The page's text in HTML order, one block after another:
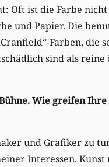
Oft ist die Farbe
und Papier. Die
Farben, die
sind als reine
Wie greifen
und Grafiker zu
Interessen. Kunst